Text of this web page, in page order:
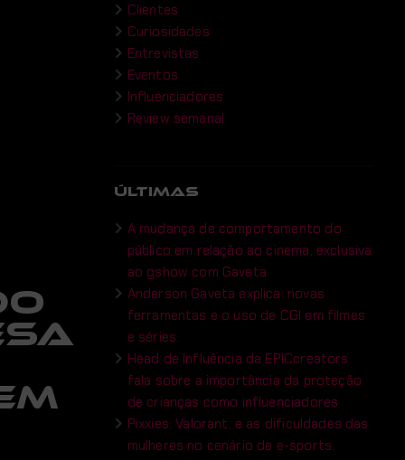
Clientes
Curiosidades
Entrevistas
Eventos
Influenciadores
Review semanal
ÚLTIMAS
A mudança de comportamento do
público em relação ao cinema, exclusiva
ao gshow com Gaveta
Anderson Gaveta explica: novas
ferramentas e o uso de CGI em filmes
e séries.
Head de Influência da EPICcreators
fala sobre a importância da proteção
de crianças como influenciadores
Pixxies: Valorant, e as dificuldades das
mulheres no cenário de e-sports.